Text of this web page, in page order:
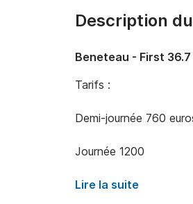
Description
Beneteau - First
Tarifs :
Demi-journée 760
Journée 1200
Lire la suite